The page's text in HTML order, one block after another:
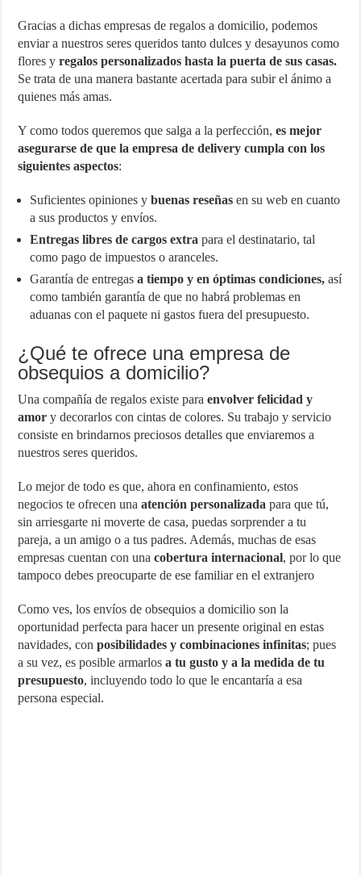
Gracias a dichas empresas de regalos a domicilio, podemos
enviar a nuestros seres queridos tanto dulces y desayunos como
flores yregalos personalizados hasta la puerta de sus casas.
Se trata de una manera bastante acertada para subir el ánimo a
quienes más amas.
Y como todos queremos que salga a la perfección,es mejor
asegurarse de que la empresa de delivery cumpla con los
siguientes aspectos:
Suficientes opiniones ybuenas reseñas en su web en cuanto
a sus productos y envíos.
Entregas libres de cargos extra para el destinatario, tal
como pago de impuestos o aranceles.
Garantía de entregasa tiempo y en óptimas condiciones, así
como también garantía de que no habrá problemas en
aduanas con el paquete ni gastos fuera del presupuesto.
¿Qué te ofrece una empresa de
obsequios a domicilio?
Una compañía de regalos existe paraenvolver felicidad y
amor y decorarlos con cintas de colores. Su trabajo y servicio
consiste en brindarnos preciosos detalles que enviaremos a
nuestros seres queridos.
Lo mejor de todo es que, ahora en confinamiento, estos
negocios te ofrecen unaatención personalizada para que tú,
sin arriesgarte ni moverte de casa, puedas sorprender a tu
pareja, a un amigo o a tus padres. Además, muchas de esas
empresas cuentan con unacobertura internacional, por lo que
tampoco debes preocuparte de ese familiar en el extranjero
Como ves, los envíos de obsequios a domicilio son la
oportunidad perfecta para hacer un presente original en estas
navidades, conposibilidades y combinaciones infinitas; pues
a su vez, es posible armarlosa tu gusto y a la medida de tu
presupuesto, incluyendo todo lo que le encantaría a esa
persona especial.